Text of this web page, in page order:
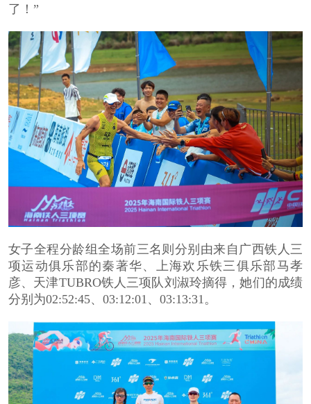
了！”
女子全程分龄组全场前三名则分别由来自广西铁人三
项运动俱乐部的秦著华、上海欢乐铁三俱乐部马孝
彦、天津TUBRO铁人三项队刘淑玲摘得，她们的成绩
分别为02:52:45、03:12:01、03:13:31。